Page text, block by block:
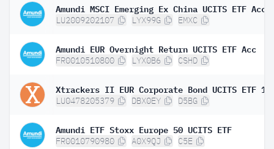
Amundi MSCI Emerging Ex China UCITS ETF Acc
LU2009202107 LYX99G EMXC
Amundi EUR Overnight Return UCITS ETF Acc
FR0010510800 LYX0B6 CSHD
Xtrackers II EUR Corporate Bond UCITS ETF 1C
LU0478205379 DBX0EY D5BG
Amundi ETF Stoxx Europe 50 UCITS ETF
FR0010790980 A0X9QJ C5E